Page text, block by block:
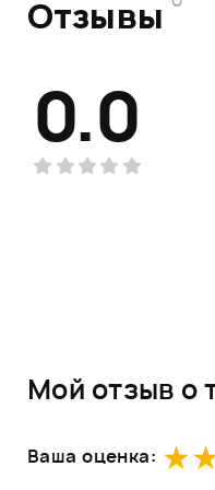
Отзывы
0.0
Мой отзыв о
Ваша оценка: